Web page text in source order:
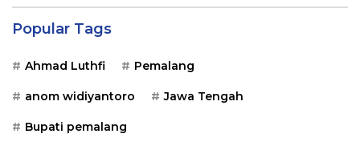
Popular Tags
Ahmad Luthfi Pemalang
anom widiyantoro Jawa Tengah
Bupati pemalang